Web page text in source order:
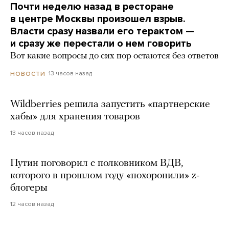
Почти неделю назад в ресторане
в центре Москвы произошел взрыв.
Власти сразу назвали его терактом —
и сразу же перестали о нем говорить
Вот какие вопросы до сих пор остаются без ответов
НОВОСТИ 13 часов назад
Wildberries решила запустить «партнерские
хабы» для хранения товаров
13 часов назад
Путин поговорил с полковником ВДВ,
которого в прошлом году «похоронили» z-
блогеры
12 часов назад